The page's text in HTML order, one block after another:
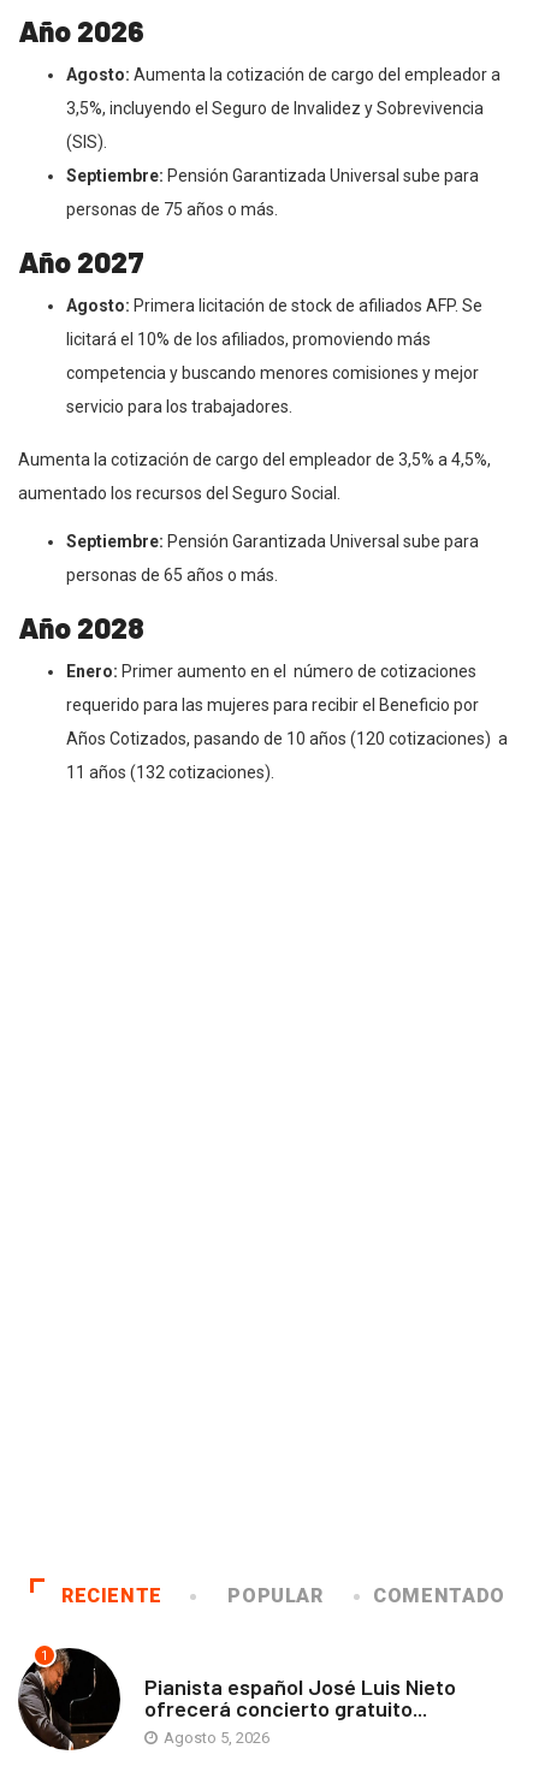
Año 2026
Agosto: Aumenta la cotización de cargo del empleador a
3,5%, incluyendo el Seguro de Invalidez y Sobrevivencia
(SIS).
Septiembre: Pensión Garantizada Universal sube para
personas de 75 años o más.
Año 2027
Agosto: Primera licitación de stock de afiliados AFP. Se
licitará el 10% de los afiliados, promoviendo más
competencia y buscando menores comisiones y mejor
servicio para los trabajadores.
Aumenta la cotización de cargo del empleador de 3,5% a 4,5%,
aumentado los recursos del Seguro Social.
Septiembre: Pensión Garantizada Universal sube para
personas de 65 años o más.
Año 2028
Enero: Primer aumento en el número de cotizaciones
requerido para las mujeres para recibir el Beneficio por
Años Cotizados, pasando de 10 años (120 cotizaciones) a
11 años (132 cotizaciones).
RECIENTE POPULAR COMENTADO
1
Pianista español José Luis Nieto
ofrecerá concierto gratuito...
Agosto 5, 2026